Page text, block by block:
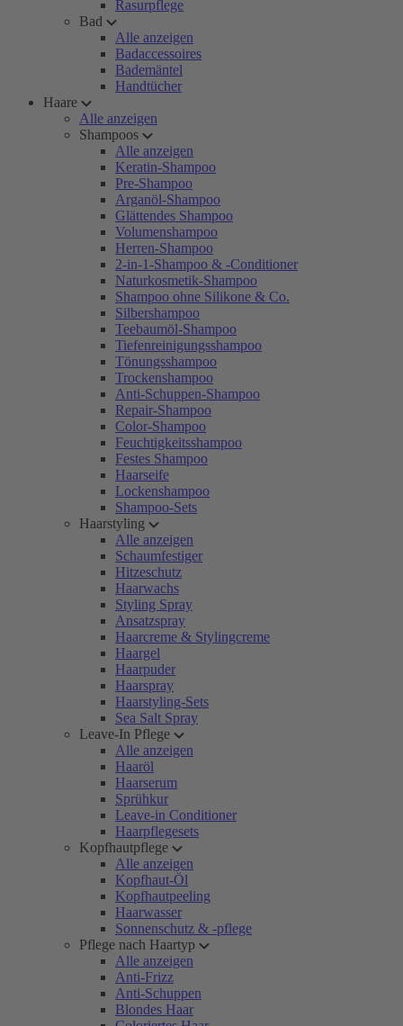
Rasurpflege
Bad
Alle anzeigen
Badaccessoires
Bademäntel
Handtücher
Haare
Alle anzeigen
Shampoos
Alle anzeigen
Keratin-Shampoo
Pre-Shampoo
Arganöl-Shampoo
Glättendes Shampoo
Volumenshampoo
Herren-Shampoo
2-in-1-Shampoo & -Conditioner
Naturkosmetik-Shampoo
Shampoo ohne Silikone & Co.
Silbershampoo
Teebaumöl-Shampoo
Tiefenreinigungsshampoo
Tönungsshampoo
Trockenshampoo
Anti-Schuppen-Shampoo
Repair-Shampoo
Color-Shampoo
Feuchtigkeitsshampoo
Festes Shampoo
Haarseife
Lockenshampoo
Shampoo-Sets
Haarstyling
Alle anzeigen
Schaumfestiger
Hitzeschutz
Haarwachs
Styling Spray
Ansatzspray
Haarcreme & Stylingcreme
Haargel
Haarpuder
Haarspray
Haarstyling-Sets
Sea Salt Spray
Leave-In Pflege
Alle anzeigen
Haaröl
Haarserum
Sprühkur
Leave-in Conditioner
Haarpflegesets
Kopfhautpflege
Alle anzeigen
Kopfhaut-Öl
Kopfhautpeeling
Haarwasser
Sonnenschutz & -pflege
Pflege nach Haartyp
Alle anzeigen
Anti-Frizz
Anti-Schuppen
Blondes Haar